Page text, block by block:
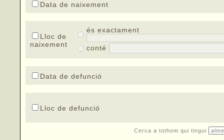
Data de naixement
Lloc de
naixement
és exactament
conté
Data de defunció
Lloc de defunció
Cerca a tothom qui tingui